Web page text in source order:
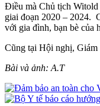
Điều mà Chủ tịch Witold
giai đoạn 2020 – 2024.
với gia đình, bạn bè của
Cũng tại Hội nghị, Giám
Bài và ảnh: A.T